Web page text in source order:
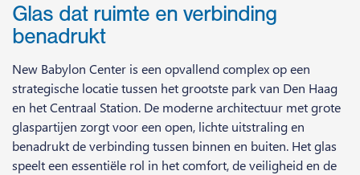
Glas dat ruimte en verbinding
benadrukt
New Babylon Center is een opvallend complex op een
strategische locatie tussen het grootste park van Den Haag
en het Centraal Station. De moderne architectuur met grote
glaspartijen zorgt voor een open, lichte uitstraling en
benadrukt de verbinding tussen binnen en buiten. Het glas
speelt een essentiële rol in het comfort, de veiligheid en de